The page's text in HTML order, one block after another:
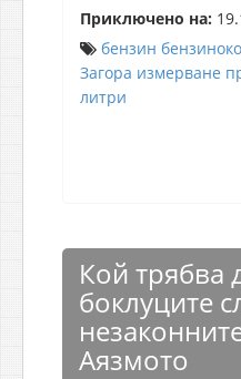
Приключено на:
бензин
Загора измерване
литри
Кой трябва
боклуците
Аязмото